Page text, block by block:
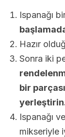
Ispanağı
Hazır
Sonra iki
bir
Ispanağı
mikseriyle